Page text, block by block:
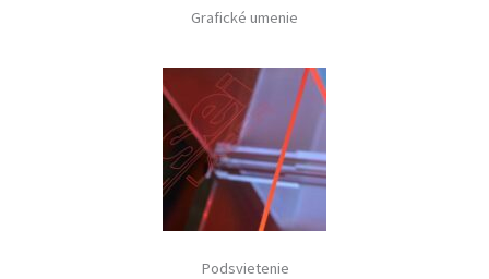
Grafické umenie
Podsvietenie